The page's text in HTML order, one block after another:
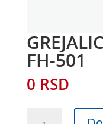
FH-501
0 RSD